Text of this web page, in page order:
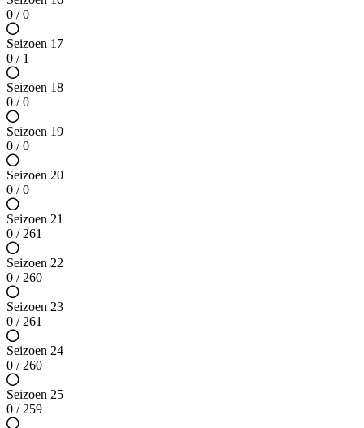
0 / 0
Seizoen 17
0 / 1
Seizoen 18
0 / 0
Seizoen 19
0 / 0
Seizoen 20
0 / 0
Seizoen 21
0 / 261
Seizoen 22
0 / 260
Seizoen 23
0 / 261
Seizoen 24
0 / 260
Seizoen 25
0 / 259